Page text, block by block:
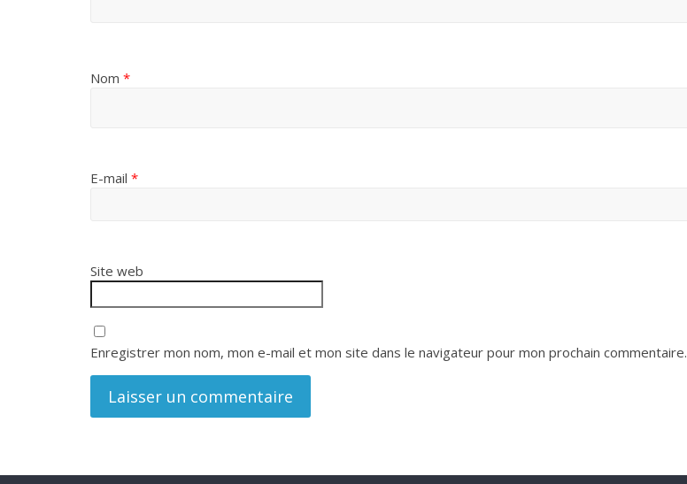
Nom *
E-mail *
Site web
Enregistrer mon nom, mon e-mail et mon site dans le navigateur pour mon prochain commentaire.